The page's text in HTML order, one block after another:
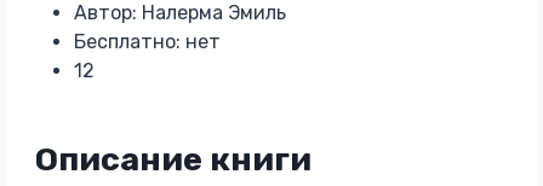
Автор: Налерма Эмиль
Бесплатно: нет
12
Описание книги